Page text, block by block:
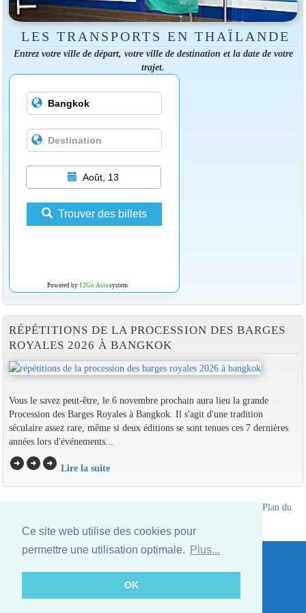
Ce site web utilise des cookies pour
permettre une utilisation optimale.
Plus...
OK
LES TRANSPORTS EN THAÏLANDE
Entrez votre ville de départ, votre ville de destination et la date de votre
trajet.
Août, 13
Trouver des billets
Powered by 12Go Asiasystem
RÉPÉTITIONS DE LA PROCESSION DES BARGES
ROYALES 2026 À BANGKOK
Vous le savez peut-être, le 6 novembre prochain aura lieu la grande
Procession des Barges Royales à Bangkok. Il s'agit d'une tradition
séculaire assez rare, même si deux éditions se sont tenues ces 7 dernières
années lors d'événements...
arrow_circle_rightarrow_circle_rightarrow_circle_right Lire la suite
Plan du
Website © Thailandee.com - 2026